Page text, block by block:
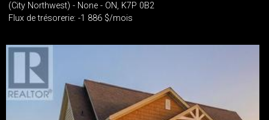
(City Northwest) - None - ON, K7P 0B2
Flux de trésorerie: -1 886 $/mois